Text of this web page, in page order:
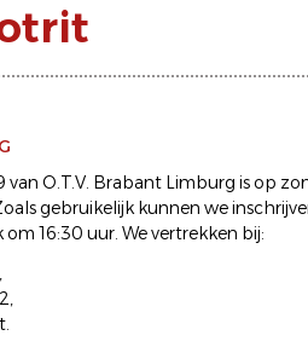
van O.T.V. Brabant Limburg is op
gebruikelijk kunnen we
om 16:30 uur. We vertrekken bij: